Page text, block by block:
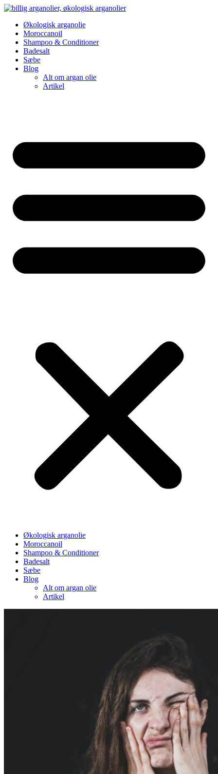
Videre
indholdØkologisk arganolie
Moroccanoil
Shampoo & Conditioner
Badesalt
Sæbe
Blog
Alt om argan olie
Artikel
Økologisk arganolie
Moroccanoil
Shampoo & Conditioner
Badesalt
Sæbe
Blog
Alt om argan olie
Artikel